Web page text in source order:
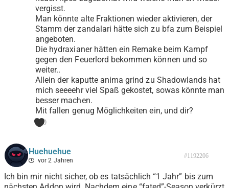
vergisst.
Man könnte alte Fraktionen wieder aktivieren, der
Stamm der zandalari hätte sich zu bfa zum Beispiel
angeboten.
Die hydraxianer hätten ein Remake beim Kampf
gegen den Feuerlord bekommen können und so
weiter..
Allein der kaputte anima grind zu Shadowlands hat
mich seeeehr viel Spaß gekostet, sowas könnte man
besser machen.
Mit fallen genug Möglichkeiten ein, und dir?
0
Huehuehue
vor 2 Jahren
#1192206
Ich bin mir nicht sicher, ob es tatsächlich “1 Jahr” bis zum